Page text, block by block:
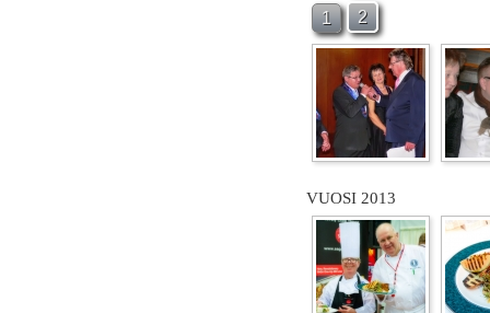
1 2
VUOSI 2013